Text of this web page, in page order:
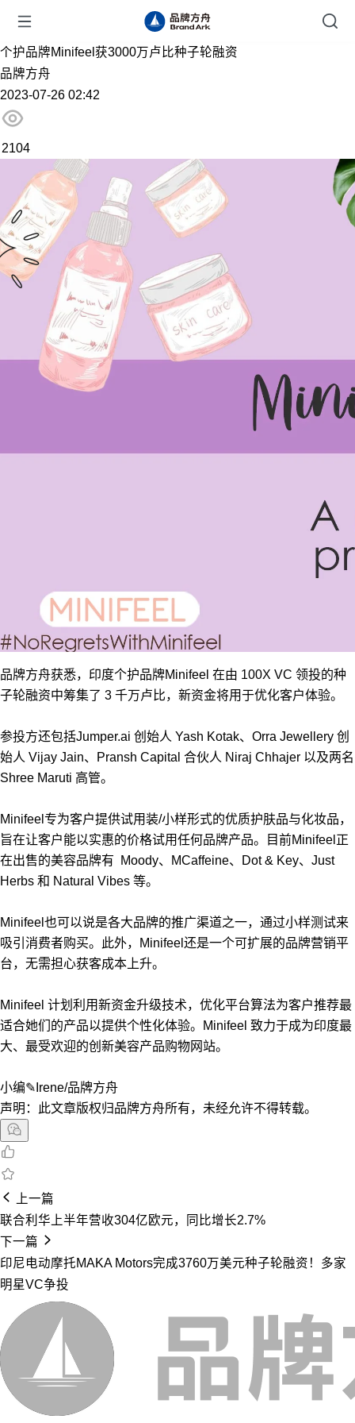
个护品牌Minifeel获3000万卢比种子轮融资
品牌方舟
2023-07-26 02:42
2104
品牌方舟获悉，印度个护品牌Minifeel 在由 100X VC 领投的种
子轮融资中筹集了 3 千万卢比，新资金将用于优化客户体验。
参投方还包括Jumper.ai 创始人 Yash Kotak、Orra Jewellery 创
始人 Vijay Jain、Pransh Capital 合伙人 Niraj Chhajer 以及两名
Shree Maruti 高管。
Minifeel专为客户提供试用装/小样形式的优质护肤品与化妆品，
旨在让客户能以实惠的价格试用任何品牌产品。目前Minifeel正
在出售的美容品牌有 Moody、MCaffeine、Dot & Key、Just
Herbs 和 Natural Vibes 等。
Minifeel也可以说是各大品牌的推广渠道之一，通过小样测试来
吸引消费者购买。此外，Minifeel还是一个可扩展的品牌营销平
台，无需担心获客成本上升。
Minifeel 计划利用新资金升级技术，优化平台算法为客户推荐最
适合她们的产品以提供个性化体验。Minifeel 致力于成为印度最
大、最受欢迎的创新美容产品购物网站。
小编✎Irene/品牌方舟
声明：此文章版权归品牌方舟所有，未经允许不得转载。
上一篇
联合利华上半年营收304亿欧元，同比增长2.7%
下一篇
印尼电动摩托MAKA Motors完成3760万美元种子轮融资！多家
明星VC争投